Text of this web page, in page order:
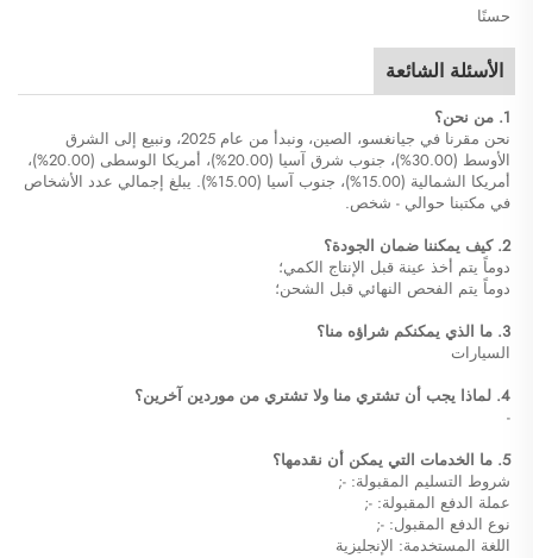
حسنًا
الأسئلة الشائعة
1. من نحن؟
نحن مقرنا في جيانغسو، الصين، ونبدأ من عام 2025، ونبيع إلى الشرق
الأوسط (30.00%)، جنوب شرق آسيا (20.00%)، أمريكا الوسطى (20.00%)،
أمريكا الشمالية (15.00%)، جنوب آسيا (15.00%). يبلغ إجمالي عدد الأشخاص
في مكتبنا حوالي - شخص.
2. كيف يمكننا ضمان الجودة؟
دوماً يتم أخذ عينة قبل الإنتاج الكمي؛
دوماً يتم الفحص النهائي قبل الشحن؛
3. ما الذي يمكنكم شراؤه منا؟
السيارات
4. لماذا يجب أن تشتري منا ولا تشتري من موردين آخرين؟
-
5. ما الخدمات التي يمكن أن نقدمها؟
شروط التسليم المقبولة: -;
عملة الدفع المقبولة: -;
نوع الدفع المقبول: -;
اللغة المستخدمة: الإنجليزية